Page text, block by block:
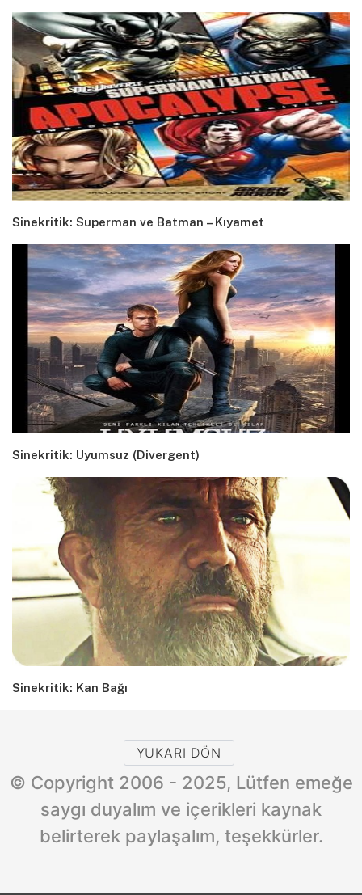
Sinekritik: Superman ve Batman – Kıyamet
Sinekritik: Uyumsuz (Divergent)
Sinekritik: Kan Bağı
YUKARI DÖN
© Copyright 2006 - 2025, Lütfen emeğe
saygı duyalım ve içerikleri kaynak
belirterek paylaşalım, teşekkürler.